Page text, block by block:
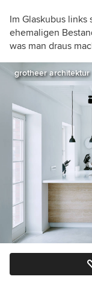
Im Glaskubus
ehemaligen
was man draus
grotheer architektur